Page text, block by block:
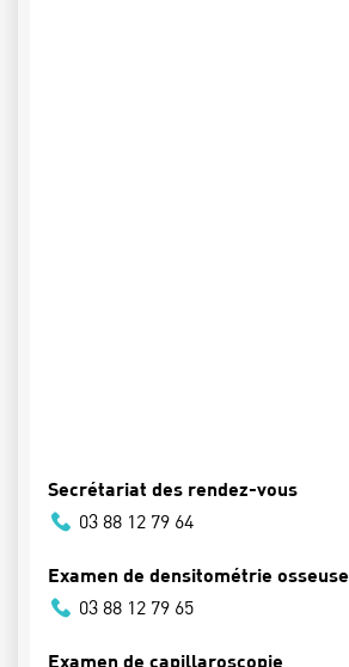
Secrétariat des rendez-vous
03 88 12 79 64
Examen de densitométrie osseuse
03 88 12 79 65
Examen de capillaroscopie